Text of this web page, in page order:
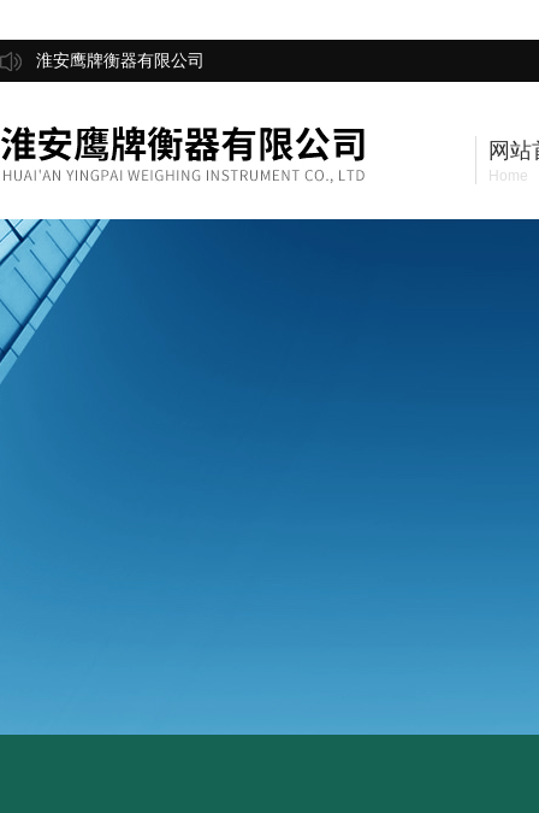
淮安鹰牌衡器有限公司
网站
Home